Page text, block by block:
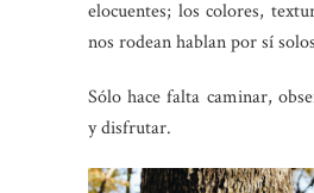
elocuentes; los colores,
nos rodean hablan por sí
Sólo hace falta caminar,
y disfrutar.